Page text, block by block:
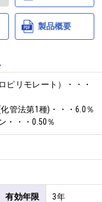
製品概要
ピリモレート）・・・
管法第1種)・・・6.0％
・・・0.50％
有効年限 3年